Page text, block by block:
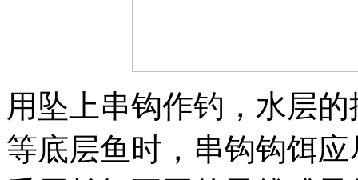
用坠上串钩作钓，水层
等底层鱼时，串钩钩饵